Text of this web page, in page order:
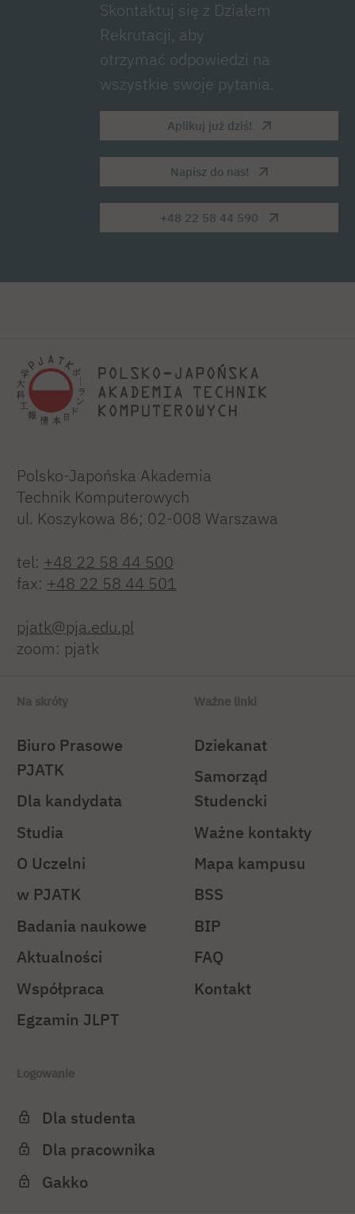
Skontaktuj się z Działem
Rekrutacji, aby
otrzymać odpowiedzi na
wszystkie swoje pytania.
Aplikuj już dziś!
Napisz do nas!
+48 22 58 44 590
Polsko-Japońska Akademia
Technik Komputerowych
ul. Koszykowa 86; 02-008 Warszawa
tel: +48 22 58 44 500
fax: +48 22 58 44 501
pjatk@pja.edu.pl
zoom: pjatk
Na skróty
Biuro Prasowe
PJATK
Dla kandydata
Studia
O Uczelni
w PJATK
Badania naukowe
Aktualności
Współpraca
Egzamin JLPT
Ważne linki
Dziekanat
Samorząd
Studencki
Ważne kontakty
Mapa kampusu
BSS
BIP
FAQ
Kontakt
Logowanie
Dla studenta
Dla pracownika
Gakko